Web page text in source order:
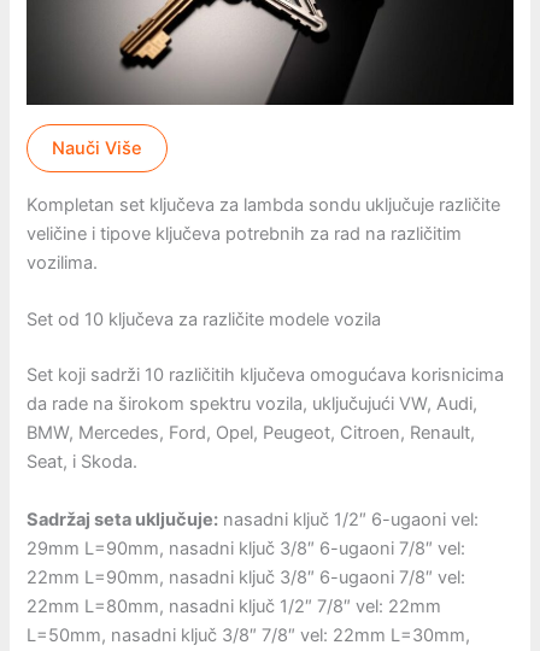
Nauči Više
Kompletan set ključeva za lambda sondu uključuje različite
veličine i tipove ključeva potrebnih za rad na različitim
vozilima.
Set od 10 ključeva za različite modele vozila
Set koji sadrži 10 različitih ključeva omogućava korisnicima
da rade na širokom spektru vozila, uključujući VW, Audi,
BMW, Mercedes, Ford, Opel, Peugeot, Citroen, Renault,
Seat, i Skoda.
Sadržaj seta uključuje: nasadni ključ 1/2″ 6-ugaoni vel:
29mm L=90mm, nasadni ključ 3/8″ 6-ugaoni 7/8″ vel:
22mm L=90mm, nasadni ključ 3/8″ 6-ugaoni 7/8″ vel:
22mm L=80mm, nasadni ključ 1/2″ 7/8″ vel: 22mm
L=50mm, nasadni ključ 3/8″ 7/8″ vel: 22mm L=30mm,